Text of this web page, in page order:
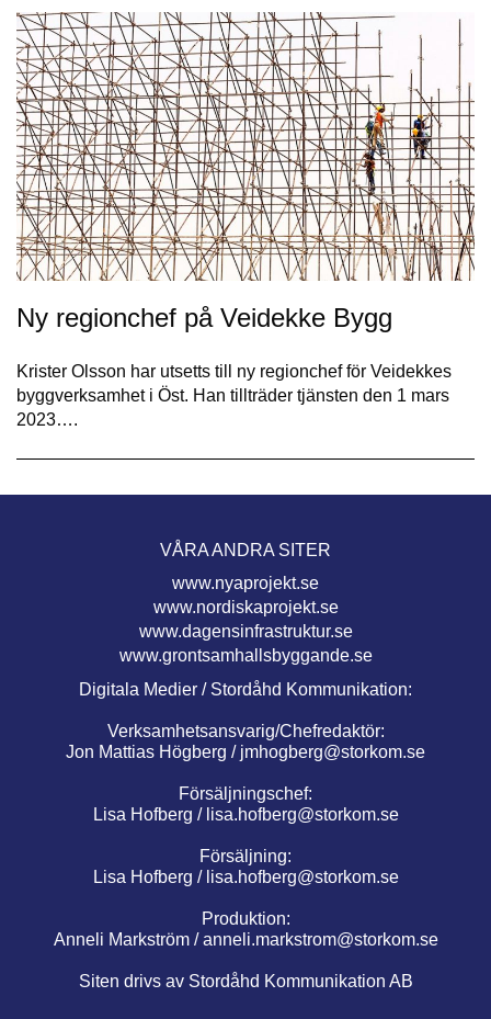
Ny regionchef på Veidekke Bygg
Krister Olsson har utsetts till ny regionchef för Veidekkes
byggverksamhet i Öst. Han tillträder tjänsten den 1 mars
2023….
VÅRA ANDRA SITER
www.nyaprojekt.se
www.nordiskaprojekt.se
www.dagensinfrastruktur.se
www.grontsamhallsbyggande.se
Digitala Medier / Stordåhd Kommunikation:
Verksamhetsansvarig/Chefredaktör:
Jon Mattias Högberg / jmhogberg@storkom.se
Försäljningschef:
Lisa Hofberg / lisa.hofberg@storkom.se
Försäljning:
Lisa Hofberg / lisa.hofberg@storkom.se
Produktion:
Anneli Markström /anneli.markstrom@storkom.se
Siten drivs av Stordåhd Kommunikation AB